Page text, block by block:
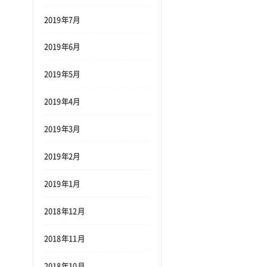
2019年7月
2019年6月
2019年5月
2019年4月
2019年3月
2019年2月
2019年1月
2018年12月
2018年11月